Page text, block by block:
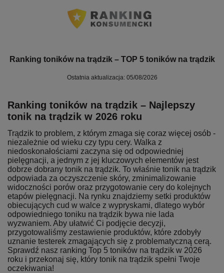
Ranking toników na trądzik – TOP 5 toników na trądzik
Ostatnia aktualizacja: 05/08/2026
Ranking toników na trądzik – Najlepszy
tonik na trądzik w 2026 roku
Trądzik to problem, z którym zmaga się coraz więcej osób -
niezależnie od wieku czy typu cery. Walka z
niedoskonałościami zaczyna się od odpowiedniej
pielęgnacji, a jednym z jej kluczowych elementów jest
dobrze dobrany tonik na trądzik. To właśnie tonik na trądzik
odpowiada za oczyszczenie skóry, zminimalizowanie
widoczności porów oraz przygotowanie cery do kolejnych
etapów pielęgnacji. Na rynku znajdziemy setki produktów
obiecujących cud w walce z wypryskami, dlatego wybór
odpowiedniego toniku na trądzik bywa nie lada
wyzwaniem. Aby ułatwić Ci podjęcie decyzji,
przygotowaliśmy zestawienie produktów, które zdobyły
uznanie testerek zmagających się z problematyczną cerą.
Sprawdź nasz ranking Top 5 toników na trądzik w 2026
roku i przekonaj się, który tonik na trądzik spełni Twoje
oczekiwania!